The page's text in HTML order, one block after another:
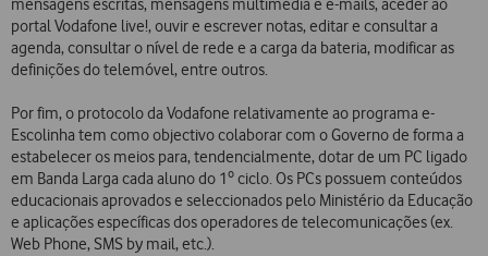
mensagens escritas, mensagens multimédia e e-mails, aceder ao
portal Vodafone live!, ouvir e escrever notas, editar e consultar a
agenda, consultar o nível de rede e a carga da bateria, modificar as
definições do telemóvel, entre outros.
Por fim, o protocolo da Vodafone relativamente ao programa e-
Escolinha tem como objectivo colaborar com o Governo de forma a
estabelecer os meios para, tendencialmente, dotar de um PC ligado
em Banda Larga cada aluno do 1º ciclo. Os PCs possuem conteúdos
educacionais aprovados e seleccionados pelo Ministério da Educação
e aplicações específicas dos operadores de telecomunicações (ex.
Web Phone, SMS by mail, etc.).